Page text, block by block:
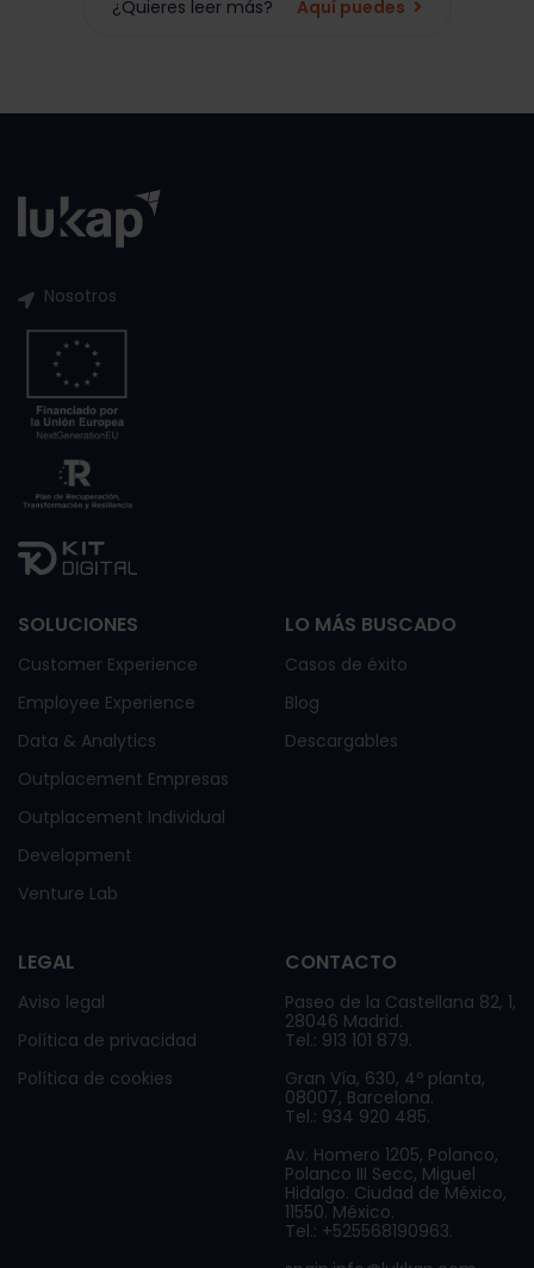
¿Quieres leer más? Aquí puedes
Nosotros
SOLUCIONES
Customer Experience
Employee Experience
Data & Analytics
Outplacement Empresas
Outplacement Individual
Development
Venture Lab
LO MÁS BUSCADO
Casos de éxito
Blog
Descargables
LEGAL
Aviso legal
Política de privacidad
Política de cookies
CONTACTO
Paseo de la Castellana 82, 1,
28046 Madrid.
Tel.: 913 101 879.
Gran Vía, 630, 4º planta,
08007, Barcelona.
Tel.: 934 920 485.
Av. Homero 1205, Polanco,
Polanco III Secc, Miguel
Hidalgo. Ciudad de México,
11550. México.
Tel.: +525568190963.